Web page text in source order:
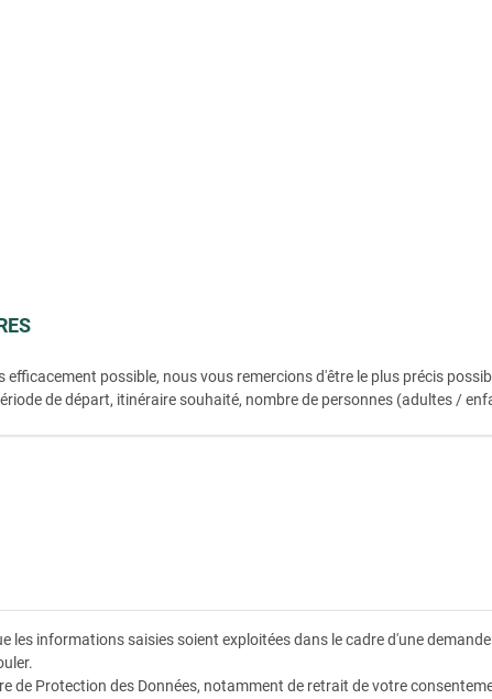
possible, nous vous remercions d'être le plus précis
de départ, itinéraire souhaité, nombre de personnes (adultes /
les informations saisies soient exploitées dans le cadre d'une
de Protection des Données, notamment de retrait de votre